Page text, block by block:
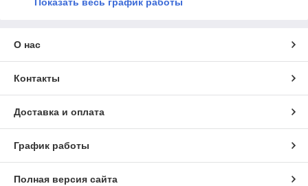
Показать весь график работы
О нас
Контакты
Доставка и оплата
График работы
Полная версия сайта